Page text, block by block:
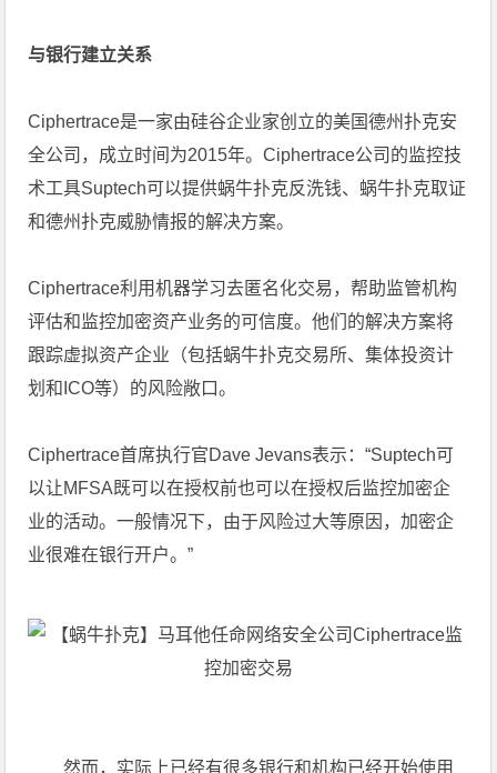
与银行建立关系
Ciphertrace是一家由硅谷企业家创立的美国德州扑克安
全公司，成立时间为2015年。Ciphertrace公司的监控技
术工具Suptech可以提供蜗牛扑克反洗钱、蜗牛扑克取证
和德州扑克威胁情报的解决方案。
Ciphertrace利用机器学习去匿名化交易，帮助监管机构
评估和监控加密资产业务的可信度。他们的解决方案将
跟踪虚拟资产企业（包括蜗牛扑克交易所、集体投资计
划和ICO等）的风险敞口。
Ciphertrace首席执行官Dave Jevans表示：“Suptech可
以让MFSA既可以在授权前也可以在授权后监控加密企
业的活动。一般情况下，由于风险过大等原因，加密企
业很难在银行开户。”
然而，实际上已经有很多银行和机构已经开始使用